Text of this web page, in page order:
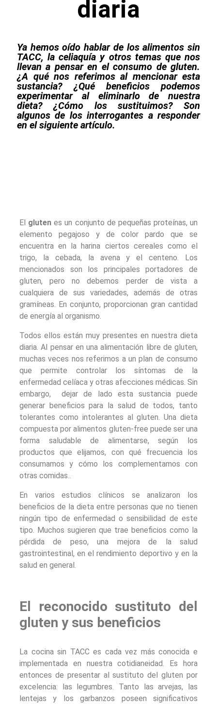
diaria
Ya hemos oído hablar de los alimentos sin
TACC, la celiaquía y otros temas que nos
llevan a pensar en el consumo de gluten.
¿A qué nos referimos al mencionar esta
sustancia? ¿Qué beneficios podemos
experimentar al eliminarlo de nuestra
dieta? ¿Cómo los sustituimos? Son
algunos de los interrogantes a responder
en el siguiente artículo.
El glutenes un conjunto de pequeñas proteínas, un
elemento pegajoso y de color pardo que se
encuentra en la harina ciertos cereales como el
trigo, la cebada, la avena y el centeno. Los
mencionados son los principales portadores de
gluten, pero no debemos perder de vista a
cualquiera de sus variedades, además de otras
gramíneas. En conjunto, proporcionan gran cantidad
de energía al organismo.
Todos ellos están muy presentes en nuestra dieta
diaria. Al pensar en una alimentación libre de gluten,
muchas veces nos referimos a un plan de consumo
que permite controlar los síntomas de la
enfermedad celíaca y otras afecciones médicas. Sin
embargo, dejar de lado esta sustancia puede
generar beneficios para la salud de todos, tanto
tolerantes como intolerantes al gluten. Una dieta
compuesta por alimentos gluten-free puede ser una
forma saludable de alimentarse, según los
productos que elijamos, con qué frecuencia los
consumamos y cómo los complementamos con
otras comidas..
En varios estudios clínicos se analizaron los
beneficios de la dieta entre personas que no tienen
ningún tipo de enfermedad o sensibilidad de este
tipo. Muchos sugieren que trae beneficios como la
pérdida de peso, una mejora de la salud
gastrointestinal, en el rendimiento deportivo y en la
salud en general.
El reconocido sustituto del
gluten y sus beneficios
La cocina sin TACC es cada vez más conocida e
implementada en nuestra cotidianeidad. Es hora
entonces de presentar al sustituto del gluten por
excelencia: las legumbres. Tanto las arvejas, las
lentejas y los garbanzos poseen significativos